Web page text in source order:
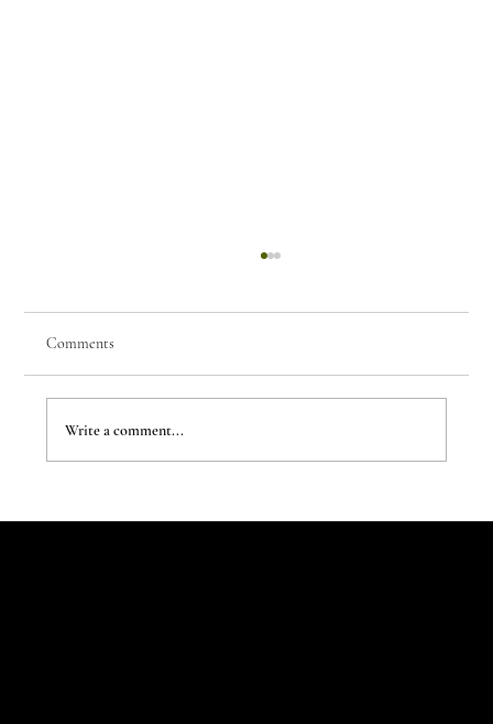
The Evergreen Sindroms by Hej Studio
Comments
Write a comment...